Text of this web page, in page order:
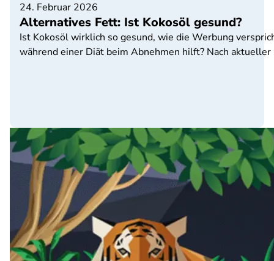
24. Februar 2026
Alternatives Fett: Ist Kokosöl gesund?
Ist Kokosöl wirklich so gesund, wie die Werbung
während einer Diät beim Abnehmen hilft? Nach